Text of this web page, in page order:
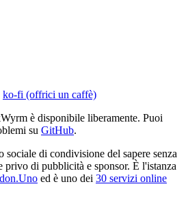
ko-fi (offrici un caffè)
è disponibile liberamente. Puoi
su GitHub.
di condivisione del sapere senza
privo di pubblicità e sponsor. È l'istanza
ed è uno dei 30 servizi online